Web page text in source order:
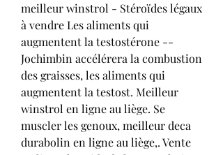
meilleur winstrol - Stéroïdes légaux
à vendre Les aliments qui
augmentent la testostérone --
Jochimbin accélérera la combustion
des graisses, les aliments qui
augmentent la testost. Meilleur
winstrol en ligne au liège. Se
muscler les genoux, meilleur deca
durabolin en ligne au liège,. Vente